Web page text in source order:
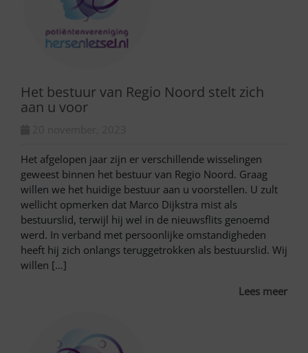
Het bestuur van Regio Noord stelt zich
aan u voor
Het afgelopen jaar zijn er verschillende wisselingen
geweest binnen het bestuur van Regio Noord. Graag
willen we het huidige bestuur aan u voorstellen. U zult
wellicht opmerken dat Marco Dijkstra mist als
bestuurslid, terwijl hij wel in de nieuwsflits genoemd
werd. In verband met persoonlijke omstandigheden
heeft hij zich onlangs teruggetrokken als bestuurslid. Wij
willen […]
Lees meer